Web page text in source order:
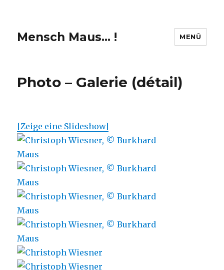
Mensch Maus… ! MENÜ
Photo – Galerie (détail)
[Zeige eine Slideshow]